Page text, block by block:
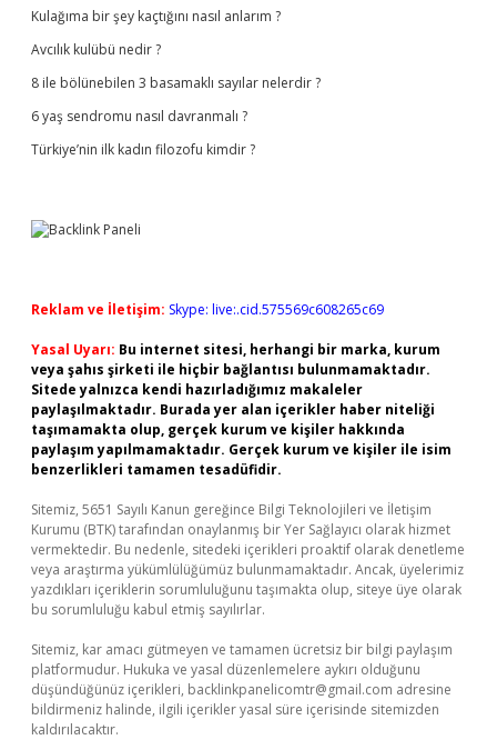
Kulağıma bir şey kaçtığını nasıl anlarım ?
Avcılık kulübü nedir ?
8 ile bölünebilen 3 basamaklı sayılar nelerdir ?
6 yaş sendromu nasıl davranmalı ?
Türkiye’nin ilk kadın filozofu kimdir ?
Reklam ve İletişim: Skype: live:.cid.575569c608265c69
Yasal Uyarı: Bu internet sitesi, herhangi bir marka, kurum
veya şahıs şirketi ile hiçbir bağlantısı bulunmamaktadır.
Sitede yalnızca kendi hazırladığımız makaleler
paylaşılmaktadır. Burada yer alan içerikler haber niteliği
taşımamakta olup, gerçek kurum ve kişiler hakkında
paylaşım yapılmamaktadır. Gerçek kurum ve kişiler ile isim
benzerlikleri tamamen tesadüfidir.
Sitemiz, 5651 Sayılı Kanun gereğince Bilgi Teknolojileri ve İletişim
Kurumu (BTK) tarafından onaylanmış bir Yer Sağlayıcı olarak hizmet
vermektedir. Bu nedenle, sitedeki içerikleri proaktif olarak denetleme
veya araştırma yükümlülüğümüz bulunmamaktadır. Ancak, üyelerimiz
yazdıkları içeriklerin sorumluluğunu taşımakta olup, siteye üye olarak
bu sorumluluğu kabul etmiş sayılırlar.
Sitemiz, kar amacı gütmeyen ve tamamen ücretsiz bir bilgi paylaşım
platformudur. Hukuka ve yasal düzenlemelere aykırı olduğunu
düşündüğünüz içerikleri, backlinkpanelicomtr@gmail.com adresine
bildirmeniz halinde, ilgili içerikler yasal süre içerisinde sitemizden
kaldırılacaktır.